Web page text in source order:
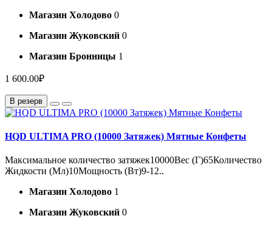
Магазин Холодово 0
Магазин Жуковский 0
Магазин Бронницы 1
1 600.00₽
В резерв
HQD ULTIMA PRO (10000 Затяжек) Мятные Конфеты
Максимальное количество затяжек10000Вес (Г)65Количество
Жидкости (Мл)10Мощность (Вт)9-12..
Магазин Холодово 1
Магазин Жуковский 0